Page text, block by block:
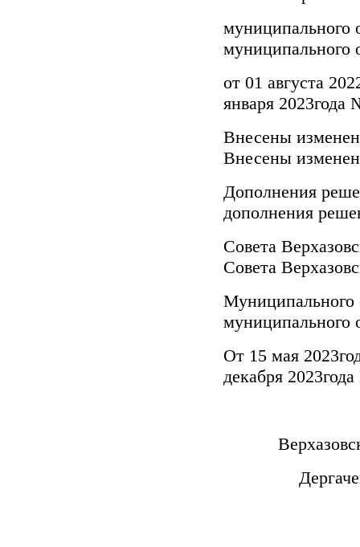
муниципального
от 01
января 2023года
Внесены
дополнения
Совета
Совета
муниципального
От 15 мая
декабря